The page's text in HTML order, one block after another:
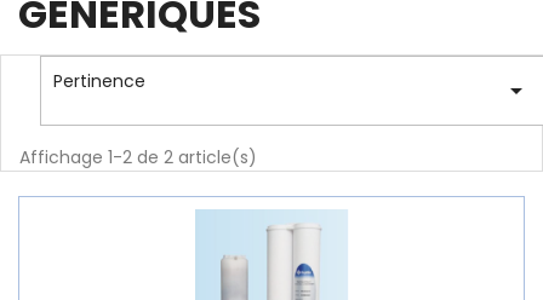
GÉNÉRIQUES
Pertinence 
Affichage 1-2 de 2 article(s)